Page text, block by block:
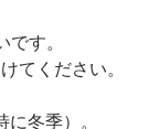
す。
てください。
冬季）。